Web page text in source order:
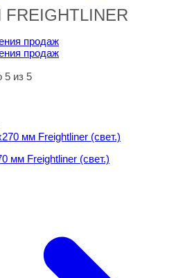
5 из 5
мм Freightliner (свет.)
мм Freightliner (свет.)